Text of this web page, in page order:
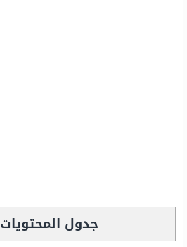
جدول المحتويات